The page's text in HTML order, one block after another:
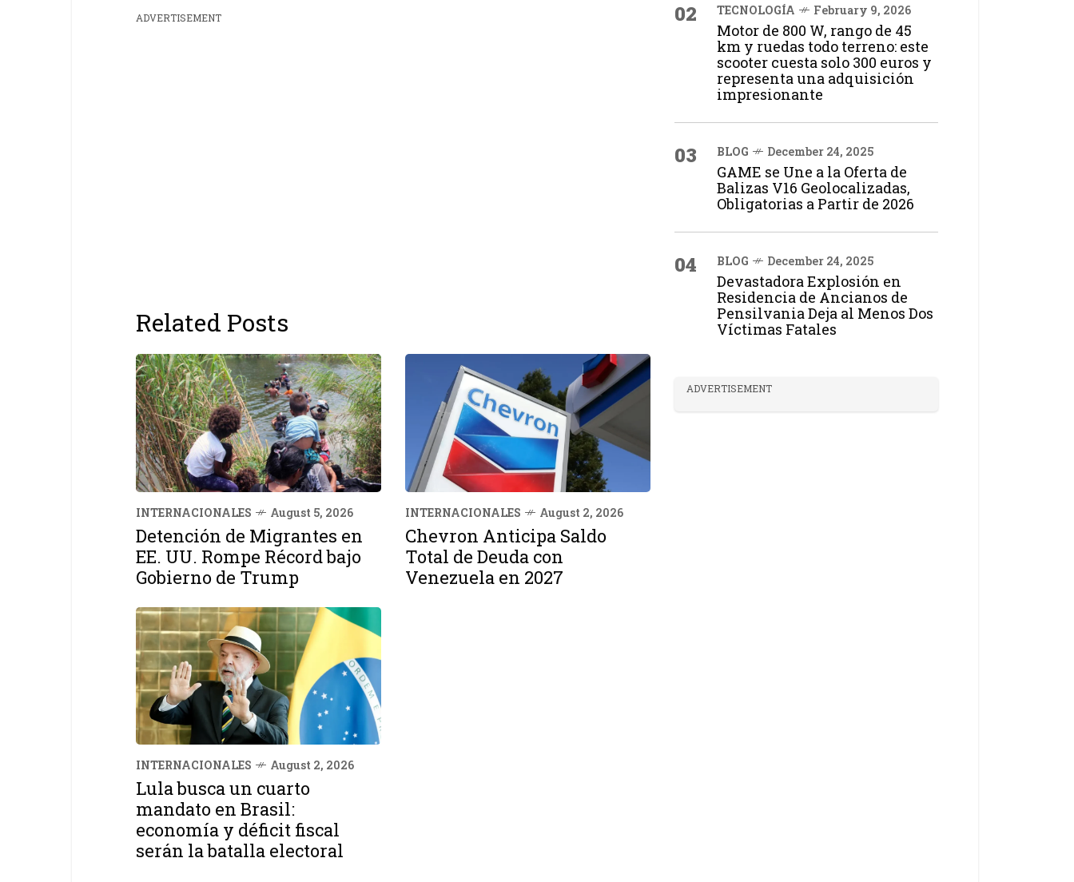
ADVERTISEMENT
Related Posts
INTERNACIONALES August 5, 2026
Detención de Migrantes en
EE. UU. Rompe Récord bajo
Gobierno de Trump
INTERNACIONALES August 2, 2026
Chevron Anticipa Saldo
Total de Deuda con
Venezuela en 2027
INTERNACIONALES August 2, 2026
Lula busca un cuarto
mandato en Brasil:
economía y déficit fiscal
serán la batalla electoral
02 TECNOLOGÍA February 9, 2026
Motor de 800 W, rango de 45
km y ruedas todo terreno: este
scooter cuesta solo 300 euros y
representa una adquisición
impresionante
03 BLOG December 24, 2025
GAME se Une a la Oferta de
Balizas V16 Geolocalizadas,
Obligatorias a Partir de 2026
04 BLOG December 24, 2025
Devastadora Explosión en
Residencia de Ancianos de
Pensilvania Deja al Menos Dos
Víctimas Fatales
ADVERTISEMENT